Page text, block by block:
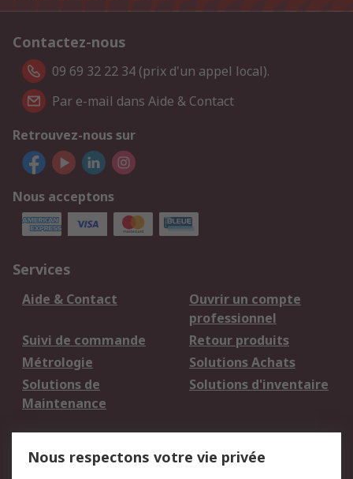
Contactez-nous
09 69 32 22 34 (prix d'un appel local).
Par e-mail dans Aide & Contact
Retrouvez-nous sur
Nous acceptons
Services
Aide & Contact
Ouvrir un compte
professionnel
Suivi de commande
Retour produits
Métrologie
Solutions Achats
Solutions de
Maintenance
Solutions d'inventaire
Nous respectons votre vie privée